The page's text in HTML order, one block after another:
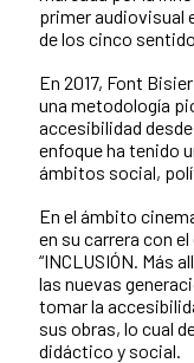
primer audiovisual
de los cinco
En 2017, Font
una metodología
accesibilidad
enfoque ha tenido
ámbitos social,
En el ámbito
en su carrera con
“INCLUSIÓN. Más
las nuevas
tomar la
sus obras, lo cual
didáctico y social.